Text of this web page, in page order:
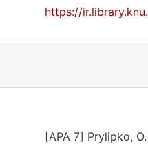
https://
[APA 7] Prylipko,